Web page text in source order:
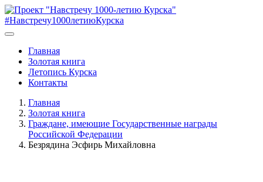
#Навстречу1000летиюКурска
Главная
Золотая книга
Летопись Курска
Контакты
Главная
Золотая книга
Граждане, имеющие Государственные награды
Российской Федерации
Безрядина Эсфирь Михайловна